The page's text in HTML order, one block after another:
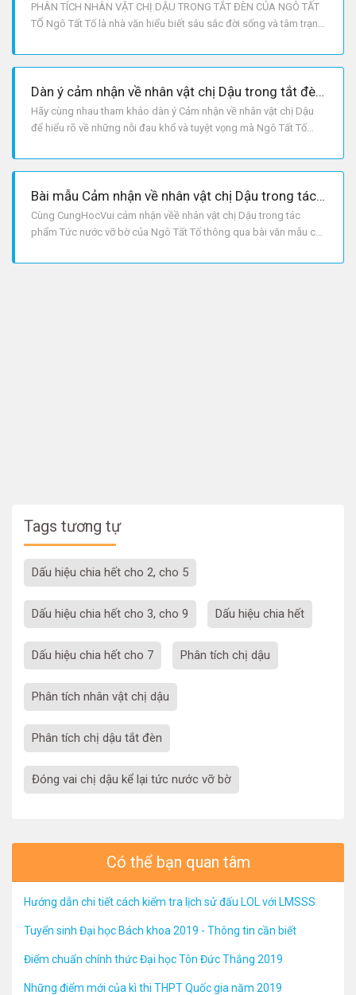
Tags tương tự
dấu hiệu chia hết cho 2, cho 5
dấu hiệu chia hết cho 3, cho 9 dấu hiệu chia hết
dấu hiệu chia hết cho 7 phân tích chị dậu
phân tích nhân vật chị dậu
phân tích chị dậu tắt đèn
đóng vai chị dậu kể lại tức nước vỡ bờ
PHÂN TÍCH NHÂN VẬT CHỊ DẬU TRONG TẮT ĐÈN CỦA NGÔ TẤT
TỐ Ngô Tất Tố là nhà văn hiểu biết sâu sắc đời sống và tâm trạng
ta trở lại nhân vật chị Dậu. Chị Dậu là người nghèo khổ, bị áp bức
Dàn ý cảm nhận về nhân vật chị Dậu trong tắt đèn Ngô Tất Tố chi tiết
Hãy cùng nhau tham khảo dàn ý Cảm nhận về nhân vật chị Dậu
để hiểu rõ về những nỗi đau khổ và tuyệt vọng mà Ngô Tất Tố
Bài mẫu Cảm nhận về nhân vật chị Dậu trong tác phẩm Tức nước vỡ bờ
Cùng CungHocVui cảm nhận vềề nhân vật chị Dậu trong tác
phẩm Tức nước vỡ bờ của Ngô Tất Tố thông qua bài văn mẫu chi
tốt.
Có thể bạn quan tâm
Hướng dẫn chi tiết cách kiểm tra lịch sử đấu LOL với LMSSS
Tuyển sinh Đại học Bách khoa 2019 - Thông tin cần biết
Điểm chuẩn chính thức Đại học Tôn Đức Thắng 2019
Những điểm mới của kì thi THPT Quốc gia năm 2019